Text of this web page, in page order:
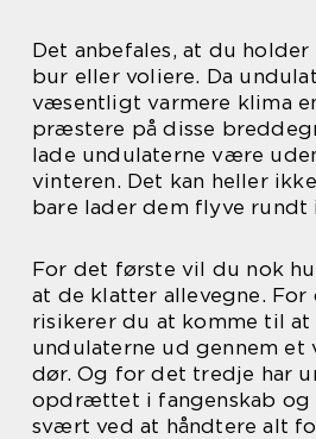
Det anbefales, at du
bur eller voliere. Da
væsentligt varmere klima
præstere på disse
lade undulaterne være
vinteren. Det kan heller
bare lader dem flyve rundt
For det første vil du nok
at de klatter allevegne. For
risikerer du at komme til at
undulaterne ud gennem et
dør. Og for det tredje har
opdrættet i fangenskab og
svært ved at håndtere alt